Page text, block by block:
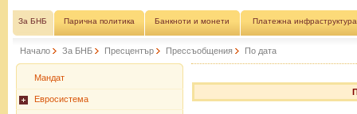
За БНБ Парична политика Банкноти и монети Платежна инфраструктура
Начало За БНБ Пресцентър Прессъобщения По дата
Мандат
Евросистема